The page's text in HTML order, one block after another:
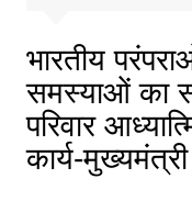
भारतीय
समस्याओं का
परिवार
कार्य-मुख्यमंत्री